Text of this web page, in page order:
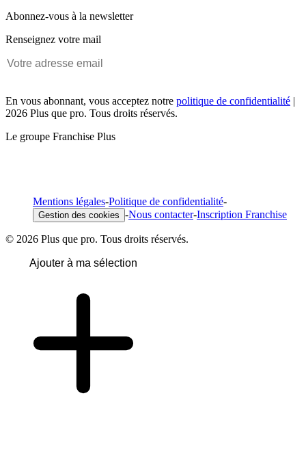
Abonnez-vous à la newsletter
Renseignez votre mail
En vous abonnant, vous acceptez notre politique de confidentialité |
2026 Plus que pro. Tous droits réservés.
Le groupe Franchise Plus
Mentions légales-Politique de confidentialité-
Gestion des cookies -Nous contacter-Inscription Franchise
© 2026 Plus que pro. Tous droits réservés.
Ajouter à ma sélection